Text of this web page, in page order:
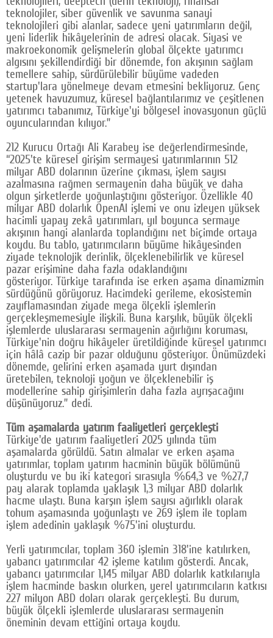
teknolojiler, siber güvenlik ve savunma sanayi
teknolojileri gibi alanlar, sadece yeni yatırımların değil,
yeni liderlik hikâyelerinin de adresi olacak. Siyasi ve
makroekonomik gelişmelerin global ölçekte yatırımcı
algısını şekillendirdiği bir dönemde, fon akışının sağlam
temellere sahip, sürdürülebilir büyüme vadeden
startup'lara yönelmeye devam etmesini bekliyoruz. Genç
yetenek havuzumuz, küresel bağlantılarımız ve çeşitlenen
yatırımcı tabanımız, Türkiye'yi bölgesel inovasyonun güçlü
oyuncularından kılıyor.”
212 Kurucu Ortağı Ali Karabey ise değerlendirmesinde,
“2025'te küresel girişim sermayesi yatırımlarının 512
milyar ABD dolarının üzerine çıkması, işlem sayısı
azalmasına rağmen sermayenin daha büyük ve daha
olgun şirketlerde yoğunlaştığını gösteriyor. Özellikle 40
milyar ABD dolarlık OpenAI işlemi ve onu izleyen yüksek
hacimli yapay zekâ yatırımları, yıl boyunca sermaye
akışının hangi alanlarda toplandığını net biçimde ortaya
koydu. Bu tablo, yatırımcıların büyüme hikâyesinden
ziyade teknolojik derinlik, ölçeklenebilirlik ve küresel
pazar erişimine daha fazla odaklandığını
gösteriyor. Türkiye tarafında ise erken aşama dinamizmin
sürdüğünü görüyoruz. Hacimdeki gerileme, ekosistemin
zayıflamasından ziyade mega ölçekli işlemlerin
gerçekleşmemesiyle ilişkili. Buna karşılık, büyük ölçekli
işlemlerde uluslararası sermayenin ağırlığını koruması,
Türkiye'nin doğru hikâyeler üretildiğinde küresel yatırımcı
için hâlâ cazip bir pazar olduğunu gösteriyor. Önümüzdeki
dönemde, gelirini erken aşamada yurt dışından
üretebilen, teknoloji yoğun ve ölçeklenebilir iş
modellerine sahip girişimlerin daha fazla ayrışacağını
düşünüyoruz.” dedi.
Tüm aşamalarda yatırım faaliyetleri gerçekleşti
Türkiye'de yatırım faaliyetleri 2025 yılında tüm
aşamalarda görüldü. Satın almalar ve erken aşama
yatırımlar, toplam yatırım hacminin büyük bölümünü
oluşturdu ve bu iki kategori sırasıyla %64,3 ve %27,7
pay alarak toplamda yaklaşık 1,3 milyar ABD dolarlık
hacme ulaştı. Buna karşın işlem sayısı ağırlıklı olarak
tohum aşamasında yoğunlaştı ve 269 işlem ile toplam
işlem adedinin yaklaşık %75'ini oluşturdu.
Yerli yatırımcılar, toplam 360 işlemin 318'ine katılırken,
yabancı yatırımcılar 42 işleme katılım gösterdi. Ancak,
yabancı yatırımcılar 1,145 milyar ABD dolarlık katkılarıyla
işlem hacminde baskın olurken, yerel yatırımcıların katkısı
227 milyon ABD doları olarak gerçekleşti. Bu durum,
büyük ölçekli işlemlerde uluslararası sermayenin
öneminin devam ettiğini ortaya koydu.